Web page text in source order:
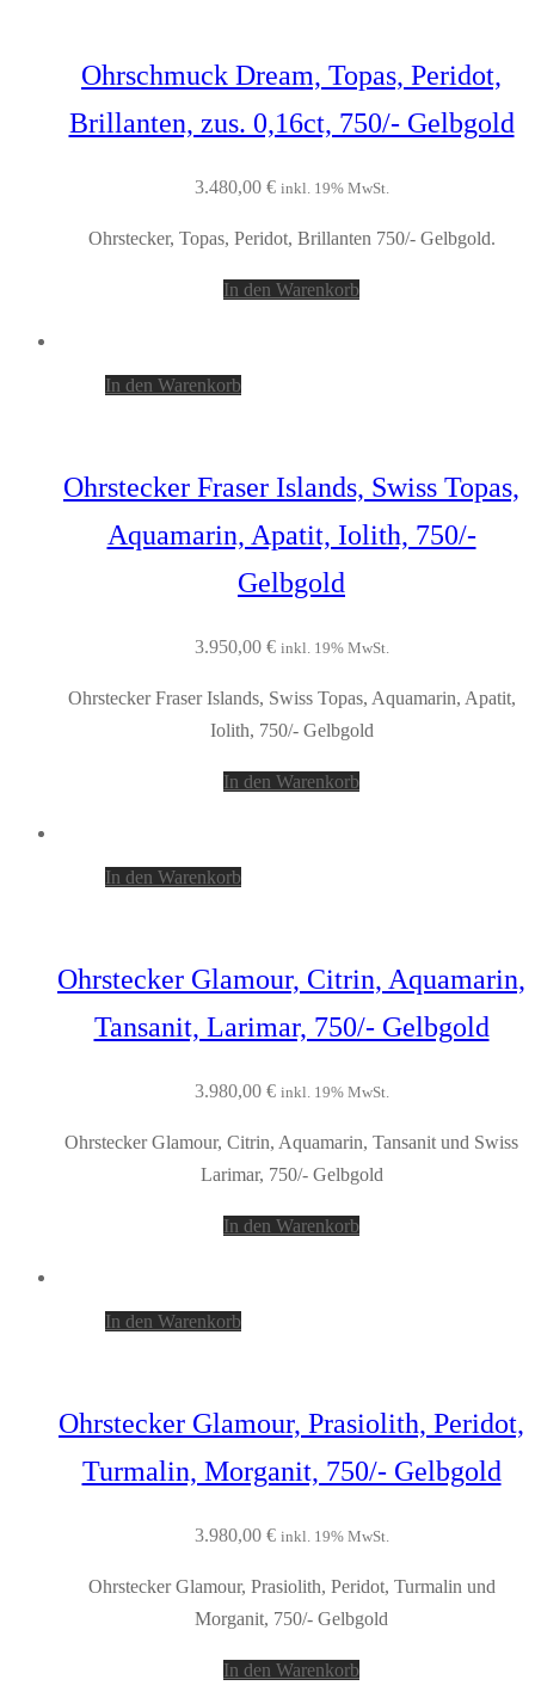
Ohrschmuck Dream, Topas, Peridot,
Brillanten, zus. 0,16ct, 750/- Gelbgold
3.480,00 € inkl. 19% MwSt.
Ohrstecker, Topas, Peridot, Brillanten 750/- Gelbgold.
In den Warenkorb
In den Warenkorb
Ohrstecker Fraser Islands, Swiss Topas,
Aquamarin, Apatit, Iolith, 750/-
Gelbgold
3.950,00 € inkl. 19% MwSt.
Ohrstecker Fraser Islands, Swiss Topas, Aquamarin, Apatit,
Iolith, 750/- Gelbgold
In den Warenkorb
In den Warenkorb
Ohrstecker Glamour, Citrin, Aquamarin,
Tansanit, Larimar, 750/- Gelbgold
3.980,00 € inkl. 19% MwSt.
Ohrstecker Glamour, Citrin, Aquamarin, Tansanit und Swiss
Larimar, 750/- Gelbgold
In den Warenkorb
In den Warenkorb
Ohrstecker Glamour, Prasiolith, Peridot,
Turmalin, Morganit, 750/- Gelbgold
3.980,00 € inkl. 19% MwSt.
Ohrstecker Glamour, Prasiolith, Peridot, Turmalin und
Morganit, 750/- Gelbgold
In den Warenkorb